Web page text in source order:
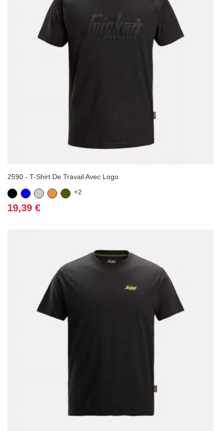
2590 - T-Shirt De Travail Avec Logo
Noir BleuGris Orange
Vert +2
Prix
19,39 €